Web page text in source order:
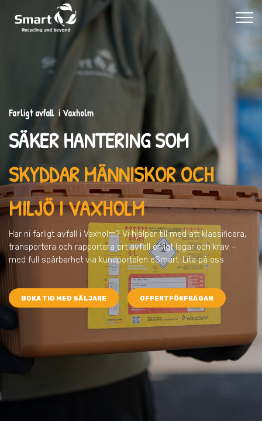
Farligt avfall i Vaxholm
SÄKER HANTERING SOM
SKYDDAR MÄNNISKOR OCH
MILJÖI VAXHOLM
Har ni farligt avfall i Vaxholm? Vi hjälper till med att klassificera,
transportera och rapportera ert avfall enligt lagar och krav –
med full spårbarhet via kundportalen eSmart. Lita på oss.
BOKA TID MED SÄLJARE OFFERTFÖRFRÅGAN